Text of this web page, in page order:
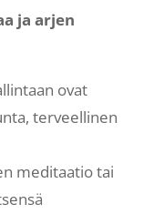
ja arjen
ovat
terveellinen
meditaatio tai